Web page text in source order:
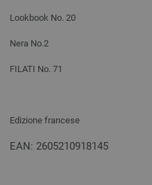
Lookbook No. 20
Nera No.2
FILATI No. 71
Edizione francese
EAN: 2605210918145